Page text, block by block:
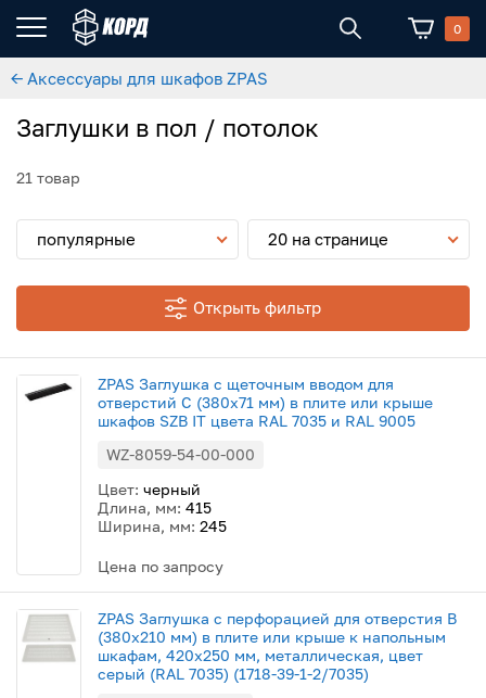
0
← Аксессуары для шкафов ZPAS
Заглушки в пол / потолок
21 товар
популярные 20 на странице
Открыть фильтр
ZPAS Заглушка с щеточным вводом для
отверстий C (380x71 мм) в плите или крыше
шкафов SZB IT цвета RAL 7035 и RAL 9005
WZ-8059-54-00-000
Цвет: черный
Длина, мм: 415
Ширина, мм: 245
Цена по запросу
ZPAS Заглушка с перфорацией для отверстия B
(380х210 мм) в плите или крыше к напольным
шкафам, 420x250 мм, металлическая, цвет
серый (RAL 7035) (1718-39-1-2/7035)